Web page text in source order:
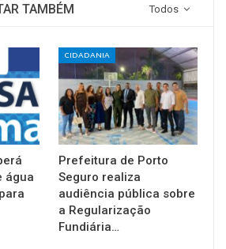
Todos
TAMBÉM
água
CIDADANIA
Prefeitura de Porto
Seguro realiza
audiência pública sobre
a Regularização
Fundiária…